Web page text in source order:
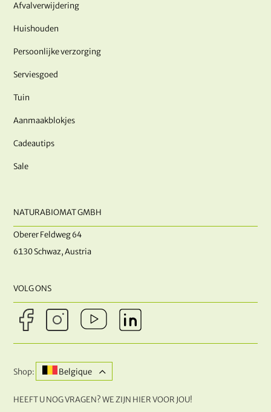
Afvalverwijdering
Huishouden
Persoonlijke verzorging
Serviesgoed
Tuin
Aanmaakblokjes
Cadeautips
Sale
NATURABIOMAT GMBH
Oberer Feldweg 64
6130 Schwaz, Austria
VOLG ONS
Shop: Belgique
HEEFT U NOG VRAGEN? WE ZIJN HIER VOOR JOU!